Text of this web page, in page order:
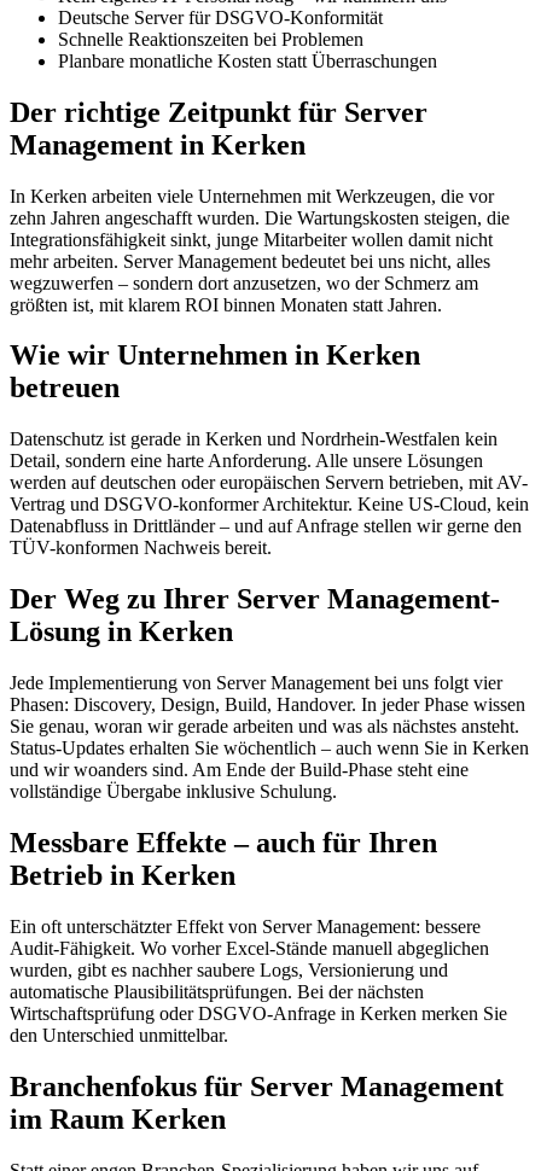
Deutsche Server für DSGVO-Konformität
Schnelle Reaktionszeiten bei Problemen
Planbare monatliche Kosten statt Überraschungen
Der richtige Zeitpunkt für Server
Management in Kerken
In Kerken arbeiten viele Unternehmen mit Werkzeugen, die vor
zehn Jahren angeschafft wurden. Die Wartungskosten steigen, die
Integrationsfähigkeit sinkt, junge Mitarbeiter wollen damit nicht
mehr arbeiten. Server Management bedeutet bei uns nicht, alles
wegzuwerfen – sondern dort anzusetzen, wo der Schmerz am
größten ist, mit klarem ROI binnen Monaten statt Jahren.
Wie wir Unternehmen in Kerken
betreuen
Datenschutz ist gerade in Kerken und Nordrhein-Westfalen kein
Detail, sondern eine harte Anforderung. Alle unsere Lösungen
werden auf deutschen oder europäischen Servern betrieben, mit AV-
Vertrag und DSGVO-konformer Architektur. Keine US-Cloud, kein
Datenabfluss in Drittländer – und auf Anfrage stellen wir gerne den
TÜV-konformen Nachweis bereit.
Der Weg zu Ihrer Server Management-
Lösung in Kerken
Jede Implementierung von Server Management bei uns folgt vier
Phasen: Discovery, Design, Build, Handover. In jeder Phase wissen
Sie genau, woran wir gerade arbeiten und was als nächstes ansteht.
Status-Updates erhalten Sie wöchentlich – auch wenn Sie in Kerken
und wir woanders sind. Am Ende der Build-Phase steht eine
vollständige Übergabe inklusive Schulung.
Messbare Effekte – auch für Ihren
Betrieb in Kerken
Ein oft unterschätzter Effekt von Server Management: bessere
Audit-Fähigkeit. Wo vorher Excel-Stände manuell abgeglichen
wurden, gibt es nachher saubere Logs, Versionierung und
automatische Plausibilitätsprüfungen. Bei der nächsten
Wirtschaftsprüfung oder DSGVO-Anfrage in Kerken merken Sie
den Unterschied unmittelbar.
Branchenfokus für Server Management
im Raum Kerken